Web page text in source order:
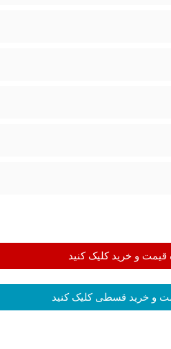
و خرید کلیک کنید
و خرید قسطی کلیک کنید